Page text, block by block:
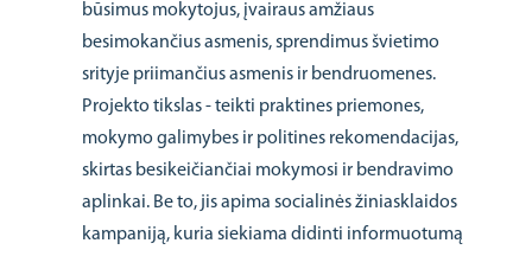
būsimus mokytojus, įvairaus amžiaus
besimokančius asmenis, sprendimus švietimo
srityje priimančius asmenis ir bendruomenes.
Projekto tikslas - teikti praktines priemones,
mokymo galimybes ir politines rekomendacijas,
skirtas besikeičiančiai mokymosi ir bendravimo
aplinkai. Be to, jis apima socialinės žiniasklaidos
kampaniją, kuria siekiama didinti informuotumą